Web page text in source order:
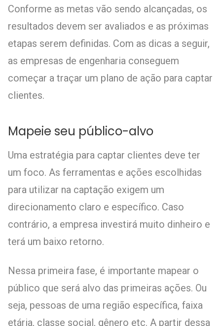
Conforme as metas vão sendo alcançadas, os
resultados devem ser avaliados e as próximas
etapas serem definidas. Com as dicas a seguir,
as empresas de engenharia conseguem
começar a traçar um plano de ação para captar
clientes.
Mapeie seu público-alvo
Uma estratégia para captar clientes deve ter
um foco. As ferramentas e ações escolhidas
para utilizar na captação exigem um
direcionamento claro e específico. Caso
contrário, a empresa investirá muito dinheiro e
terá um baixo retorno.
Nessa primeira fase, é importante mapear o
público que será alvo das primeiras ações. Ou
seja, pessoas de uma região específica, faixa
etária, classe social, gênero etc. A partir dessa